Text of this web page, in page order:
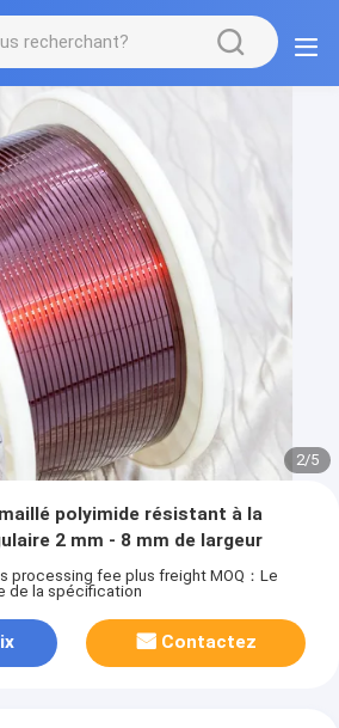
2/5
polyimide résistant à la
2 mm - 8 mm de largeur
processing fee plus freight MOQ：Le
de la spécification
Contactez